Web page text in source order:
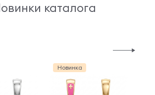
каталога
Новинка